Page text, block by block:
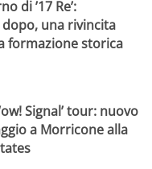
di ’17 Re’:
dopo, una rivincita
formazione storica
Signal’ tour: nuovo
a Morricone alla